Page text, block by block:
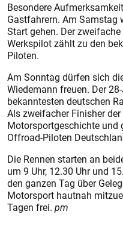
Besondere
Gastfahrern. Am Samstag
Start gehen. Der
Werkspilot zählt zu den
Piloten.
Am Sonntag dürfen sich
Wiedemann freuen. Der
bekanntesten deutschen
Als zweifacher Finisher
Motorsportgeschichte und
Offroad-Piloten
Die Rennen starten an
um 9 Uhr, 12.30 Uhr und
den ganzen Tag über
Motorsport hautnah
Tagen frei. pm